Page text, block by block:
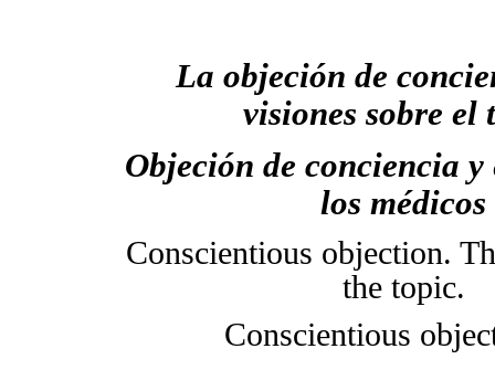
La objeción de
visiones sobre el
Objeción de conciencia y
los médicos
Conscientious objection.
the topic.
Conscientious